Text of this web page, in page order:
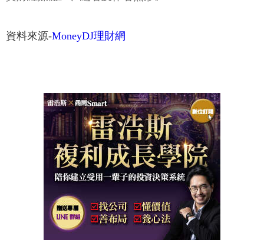
資料來源-MoneyDJ理財網